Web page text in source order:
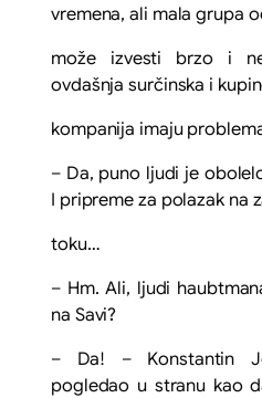
vremena, ali mala grupa
može izvesti brzo i
ovdašnja surčinska i
kompanija imaju
– Da, puno ljudi je
I pripreme za polazak na
toku…
– Hm. Ali, ljudi
na Savi?
– Da! – Konstantin
pogledao u stranu kao